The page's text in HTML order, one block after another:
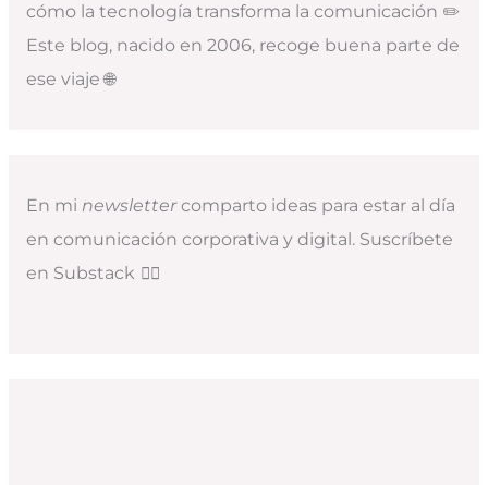
cómo la tecnología transforma la comunicación ✏️
Este blog, nacido en 2006, recoge buena parte de
ese viaje 🌐
En mi newslettercomparto ideas para estar al día
en comunicación corporativa y digital. Suscríbete
en Substack 👇🏻